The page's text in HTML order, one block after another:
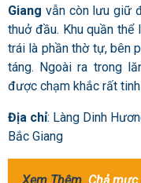
Giang vẫn còn lưu giữ
thuở đầu. Khu quần
trái là phần thờ tự, bên
táng. Ngoài ra trong
được chạm khắc rất
Địa chỉ: Làng Dinh
Bắc Giang
Xem Thêm Chả